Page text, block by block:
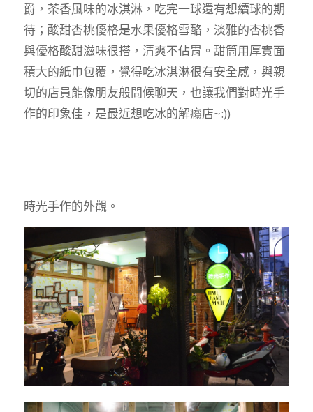
爵，茶香風味的冰淇淋，吃完一球還有想續球的期
待；酸甜杏桃優格是水果優格雪酪，淡雅的杏桃香
與優格酸甜滋味很搭，清爽不佔胃。甜筒用厚實面
積大的紙巾包覆，覺得吃冰淇淋很有安全感，與親
切的店員能像朋友般問候聊天，也讓我們對時光手
作的印象佳，是最近想吃冰的解癮店~:))
時光手作的外觀。